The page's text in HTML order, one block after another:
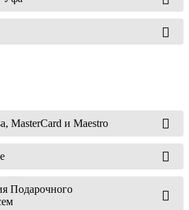
MasterCard и Maestro
Подарочного